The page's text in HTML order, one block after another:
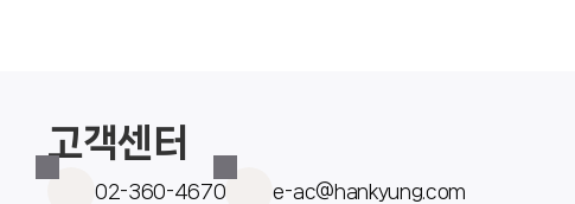
고객센터
02-360-4670 e-ac@hankyung.com